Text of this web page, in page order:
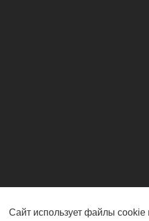
Сайт использует файлы cookie